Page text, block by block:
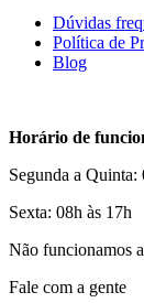
Dúvidas
Política de
Blog
Horário de
Segunda a Quinta:
Sexta: 08h às 17h
Não funcionamos
Fale com a gente